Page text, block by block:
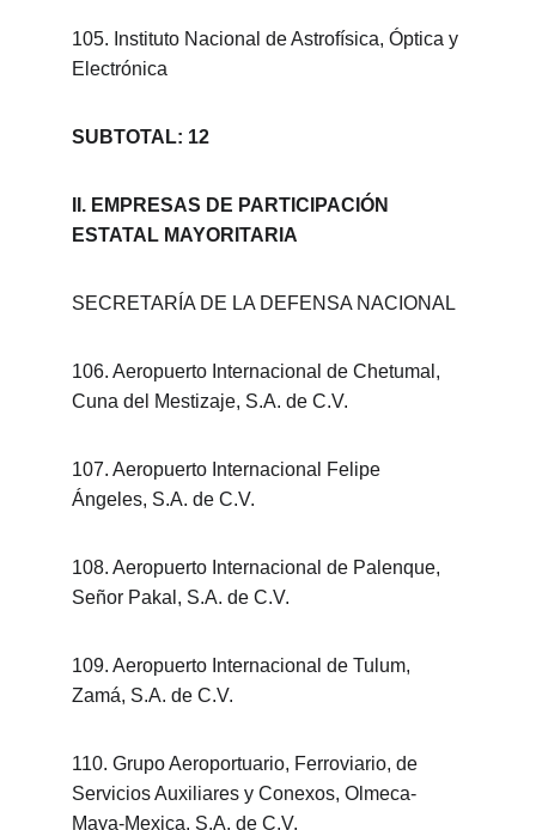
105. Instituto Nacional de Astrofísica, Óptica y
Electrónica
SUBTOTAL: 12
II. EMPRESAS DE PARTICIPACIÓN
ESTATAL MAYORITARIA
SECRETARÍA DE LA DEFENSA NACIONAL
106. Aeropuerto Internacional de Chetumal,
Cuna del Mestizaje, S.A. de C.V.
107. Aeropuerto Internacional Felipe
Ángeles, S.A. de C.V.
108. Aeropuerto Internacional de Palenque,
Señor Pakal, S.A. de C.V.
109. Aeropuerto Internacional de Tulum,
Zamá, S.A. de C.V.
110. Grupo Aeroportuario, Ferroviario, de
Servicios Auxiliares y Conexos, Olmeca-
Maya-Mexica, S.A. de C.V.